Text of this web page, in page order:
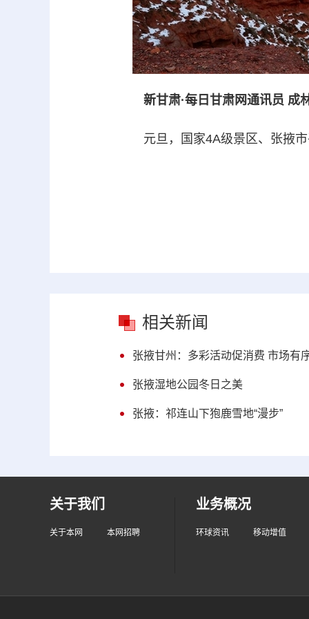
新甘肃·每日甘肃网通讯员 成
元旦，国家4A级景区、张掖市
相关新闻
张掖甘州：多彩活动促消费 市场有
张掖湿地公园冬日之美
张掖：祁连山下狍鹿雪地“漫步”
关于我们
关于本网 本网招聘
业务概况
环球资讯 移动增值